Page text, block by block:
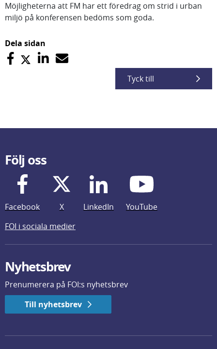
Möjligheterna att FM har ett föredrag om strid i urban
miljö på konferensen bedöms som goda.
Dela sidan
Tyck till
Följ oss
Facebook X LinkedIn
YouTube
FOI i sociala medier
Nyhetsbrev
Prenumerera på FOI:s nyhetsbrev
Till nyhetsbrev